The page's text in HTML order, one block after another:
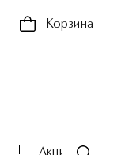
Корзина